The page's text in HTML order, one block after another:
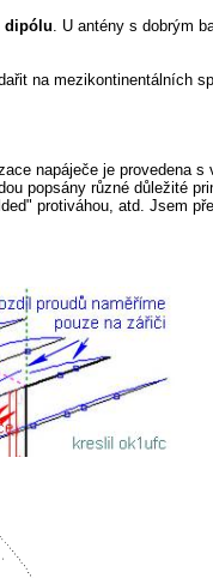
dipólu. U antény s dobrým
na mezikontinentálních
napáječe je provedena
popsány různé důležité
protiváhou, atd. Jsem